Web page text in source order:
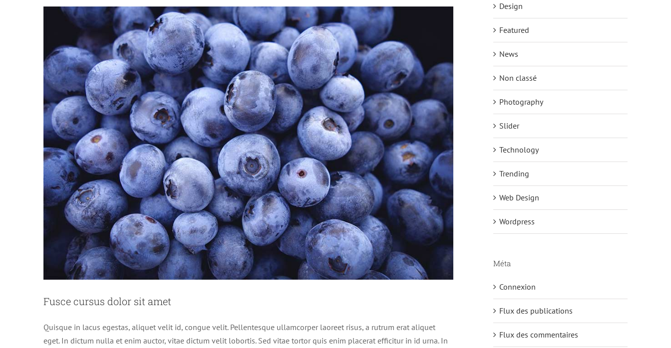
Fusce cursus dolor sit amet
Quisque in lacus egestas, aliquet velit id, congue velit. Pellentesque ullamcorper laoreet risus, a rutrum erat aliquet
eget. In dictum nulla et enim auctor, vitae dictum velit lobortis. Sed vitae tortor quis enim placerat efficitur in id urna. In
Design
Featured
News
Non classé
Photography
Slider
Technology
Trending
Web Design
Wordpress
Méta
Connexion
Flux des publications
Flux des commentaires